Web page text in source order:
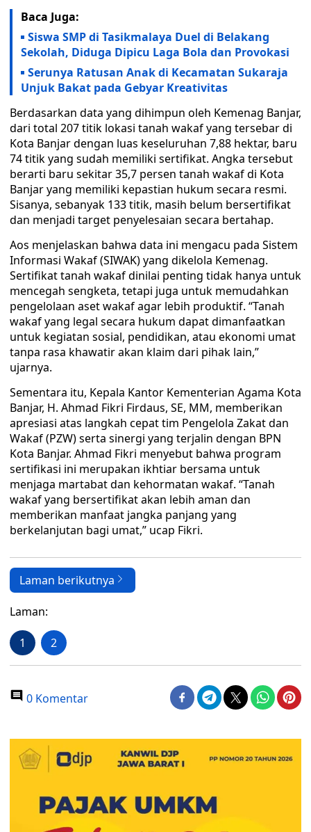
Baca Juga:
Siswa SMP di Tasikmalaya Duel di Belakang
Sekolah, Diduga Dipicu Laga Bola dan Provokasi
Serunya Ratusan Anak di Kecamatan Sukaraja
Unjuk Bakat pada Gebyar Kreativitas
Berdasarkan data yang dihimpun oleh Kemenag Banjar,
dari total 207 titik lokasi tanah wakaf yang tersebar di
Kota Banjar dengan luas keseluruhan 7,88 hektar, baru
74 titik yang sudah memiliki sertifikat. Angka tersebut
berarti baru sekitar 35,7 persen tanah wakaf di Kota
Banjar yang memiliki kepastian hukum secara resmi.
Sisanya, sebanyak 133 titik, masih belum bersertifikat
dan menjadi target penyelesaian secara bertahap.
Aos menjelaskan bahwa data ini mengacu pada Sistem
Informasi Wakaf (SIWAK) yang dikelola Kemenag.
Sertifikat tanah wakaf dinilai penting tidak hanya untuk
mencegah sengketa, tetapi juga untuk memudahkan
pengelolaan aset wakaf agar lebih produktif. “Tanah
wakaf yang legal secara hukum dapat dimanfaatkan
untuk kegiatan sosial, pendidikan, atau ekonomi umat
tanpa rasa khawatir akan klaim dari pihak lain,”
ujarnya.
Sementara itu, Kepala Kantor Kementerian Agama Kota
Banjar, H. Ahmad Fikri Firdaus, SE, MM, memberikan
apresiasi atas langkah cepat tim Pengelola Zakat dan
Wakaf (PZW) serta sinergi yang terjalin dengan BPN
Kota Banjar. Ahmad Fikri menyebut bahwa program
sertifikasi ini merupakan ikhtiar bersama untuk
menjaga martabat dan kehormatan wakaf. “Tanah
wakaf yang bersertifikat akan lebih aman dan
memberikan manfaat jangka panjang yang
berkelanjutan bagi umat,” ucap Fikri.
Laman berikutnya
Laman:
1 2
0 Komentar